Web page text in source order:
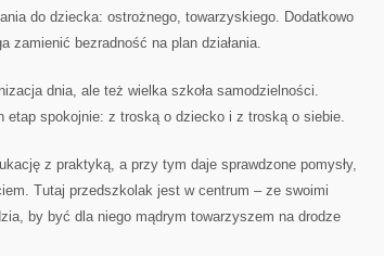
do dziecka: ostrożnego, towarzyskiego. Dodatkowo
zamienić bezradność na plan działania.
dnia, ale też wielka szkoła samodzielności.
etap spokojnie: z troską o dziecko i z troską o siebie.
z praktyką, a przy tym daje sprawdzone pomysły,
Tutaj przedszkolak jest w centrum – ze swoimi
by być dla niego mądrym towarzyszem na drodze